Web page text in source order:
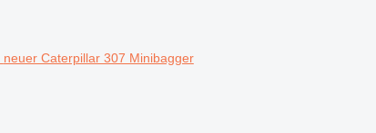
neuer Caterpillar 307 Minibagger